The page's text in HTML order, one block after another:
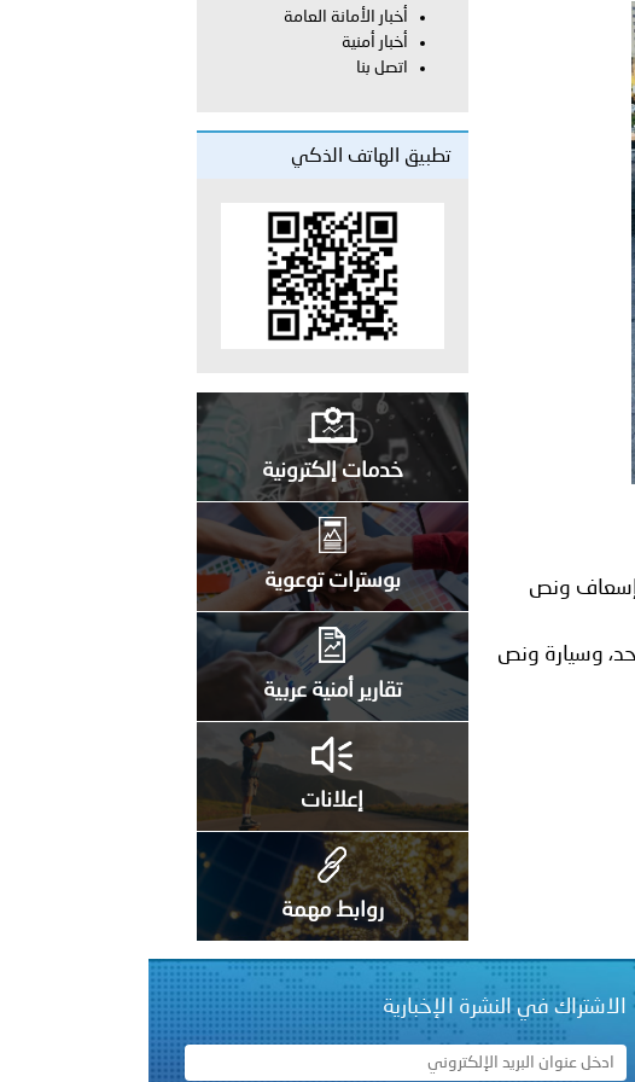
المجتمعي..
05 م - شرطة أبوظبي تحذر من زيادة عدد الركاب في المركبات حفاظًا على سلامة
05 م - شرطة أبوظبي تطلع وفد الشرطة الإيطالية على منظومتي التأهيل الشرطي
05 م - شرطة أبوظبي تنظم حملة للتبرع بالدم في منطقة الظفرة تعزيزا للمسؤولية
م - بمناسبة صدور المرسومين الأميريين معالي النائب الأول لرئيس مجلس الوزراء
لشؤون الأمن العام..
الحوثية على الأعيان المدنية في مدينة نـجران
أخبار الأمانة العامة
أخبار أمنية
اتصل بنا
تطبيق الهاتف الذكي
خدمات إلكترونية
بوسترات توعوية
تقارير أمنية عربية
إعلانات
روابط مهمة
الاشتراك في النشرة الإخبارية